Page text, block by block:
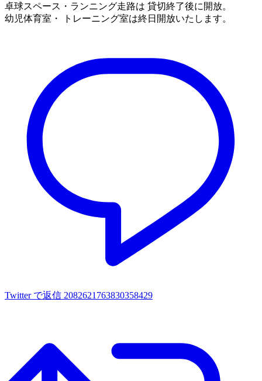
卓球スペース・ランニング走路は 貸切終了後に開放。
幼児体育室・ トレーニング室は終日開放いたします。
Twitter で返信 2082621763830358429